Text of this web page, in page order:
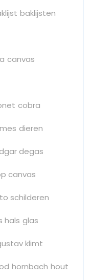
baklijsten
canvas
cobra
dieren
degas
canvas
schilderen
hals glas
klimt
hornbach hout